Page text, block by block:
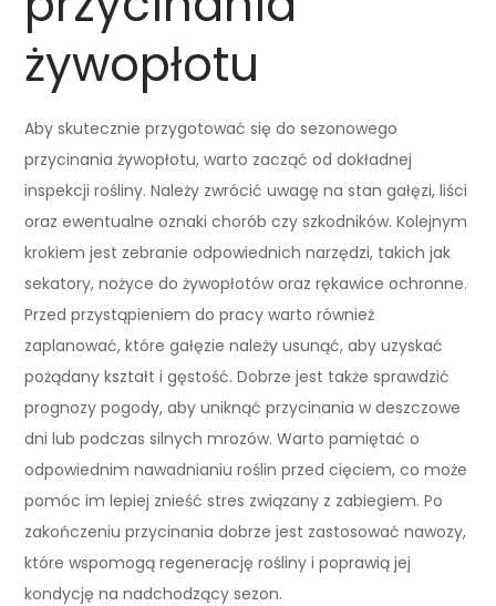
żywopłotu
Aby skutecznie przygotować się do sezonowego
przycinania żywopłotu, warto zacząć od dokładnej
inspekcji rośliny. Należy zwrócić uwagę na stan gałęzi, liści
oraz ewentualne oznaki chorób czy szkodników. Kolejnym
krokiem jest zebranie odpowiednich narzędzi, takich jak
sekatory, nożyce do żywopłotów oraz rękawice ochronne.
Przed przystąpieniem do pracy warto również
zaplanować, które gałęzie należy usunąć, aby uzyskać
pożądany kształt i gęstość. Dobrze jest także sprawdzić
prognozy pogody, aby uniknąć przycinania w deszczowe
dni lub podczas silnych mrozów. Warto pamiętać o
odpowiednim nawadnianiu roślin przed cięciem, co może
pomóc im lepiej znieść stres związany z zabiegiem. Po
zakończeniu przycinania dobrze jest zastosować nawozy,
które wspomogą regenerację rośliny i poprawią jej
kondycję na nadchodzący sezon.